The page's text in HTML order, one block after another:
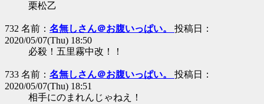
栗松乙
732 名前： 名無しさん＠お腹いっぱい。 投稿日：
2020/05/07(Thu) 18:50
必殺！五里霧中改！！
733 名前： 名無しさん＠お腹いっぱい。 投稿日：
2020/05/07(Thu) 18:51
相手にのまれんじゃねえ！